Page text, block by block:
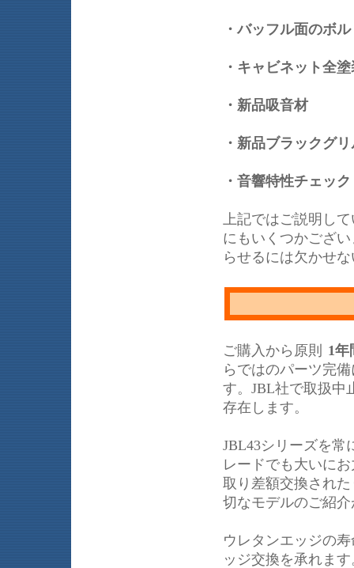
・バッフル面のボ
・キャビネット全塗
・新品吸音材
・新品ブラックグ
・音響特性チェッ
上記ではご説明し
にもいくつかござ
らせるには欠かせ
ご購入から原則
1年
らではのパーツ完
す。JBL社で取扱中
存在します。
JBL43シリーズを常
レードでも大いに
取り差額交換され
切なモデルのご紹
ウレタンエッジの
ッジ交換を承れま